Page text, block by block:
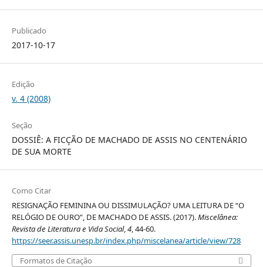
Publicado
2017-10-17
Edição
v. 4 (2008)
Seção
DOSSIÊ: A FICÇÃO DE MACHADO DE ASSIS NO CENTENÁRIO
DE SUA MORTE
Como Citar
RESIGNAÇÃO FEMININA OU DISSIMULAÇÃO? UMA LEITURA DE “O
RELÓGIO DE OURO”, DE MACHADO DE ASSIS. (2017).Miscelânea:
Revista de Literatura e Vida Social,4, 44-60.
https://seer.assis.unesp.br/index.php/miscelanea/article/view/728
Formatos de Citação